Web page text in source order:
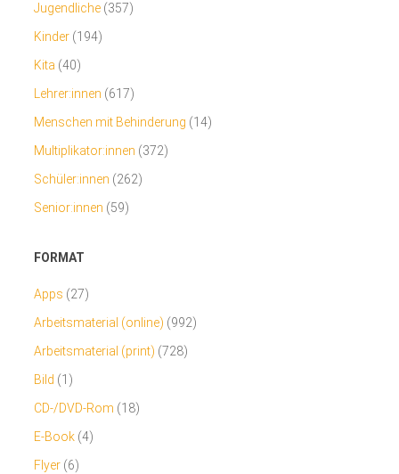
Jugendliche (357)
Kinder (194)
Kita (40)
Lehrer:innen (617)
Menschen mit Behinderung (14)
Multiplikator:innen (372)
Schüler:innen (262)
Senior:innen (59)
FORMAT
Apps (27)
Arbeitsmaterial (online) (992)
Arbeitsmaterial (print) (728)
Bild (1)
CD-/DVD-Rom (18)
E-Book (4)
Flyer (6)